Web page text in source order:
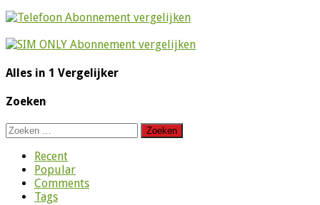
Alles in 1 Vergelijker
Zoeken
Zoeken
Recent
Popular
Comments
Tags